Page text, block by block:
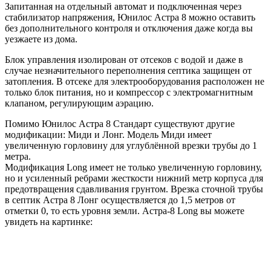
Запитанная на отдельный автомат и подключенная через
стабилизатор напряжения, Юнилос Астра 8 можно оставить
без дополнительного контроля и отключения даже когда вы
уезжаете из дома.
Блок управления изолирован от отсеков с водой и даже в
случае незначительного переполнения септика защищен от
затопления. В отсеке для электрооборудования расположен не
только блок питания, но и компрессор с электромагнитным
клапаном, регулирующим аэрацию.
Помимо Юнилос Астра 8 Стандарт существуют другие
модификации: Миди и Лонг. Модель Миди имеет
увеличенную горловину для углублённой врезки трубы до 1
метра.
Модификация Long имеет не только увеличенную горловину,
но и усиленный ребрами жесткости нижний метр корпуса для
предотвращения сдавливания грунтом. Врезка сточной трубы
в септик Астра 8 Лонг осуществляется до 1,5 метров от
отметки 0, то есть уровня земли. Астра-8 Long вы можете
увидеть на картинке: